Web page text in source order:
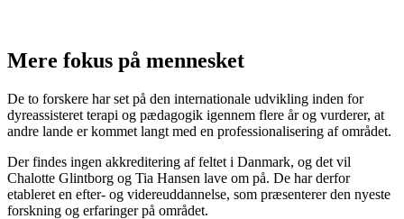
Mere fokus på mennesket
De to forskere har set på den internationale udvikling inden for
dyreassisteret terapi og pædagogik igennem flere år og vurderer, at
andre lande er kommet langt med en professionalisering af området.
Der findes ingen akkreditering af feltet i Danmark, og det vil
Chalotte Glintborg og Tia Hansen lave om på. De har derfor
etableret en efter- og videreuddannelse, som præsenterer den nyeste
forskning og erfaringer på området.